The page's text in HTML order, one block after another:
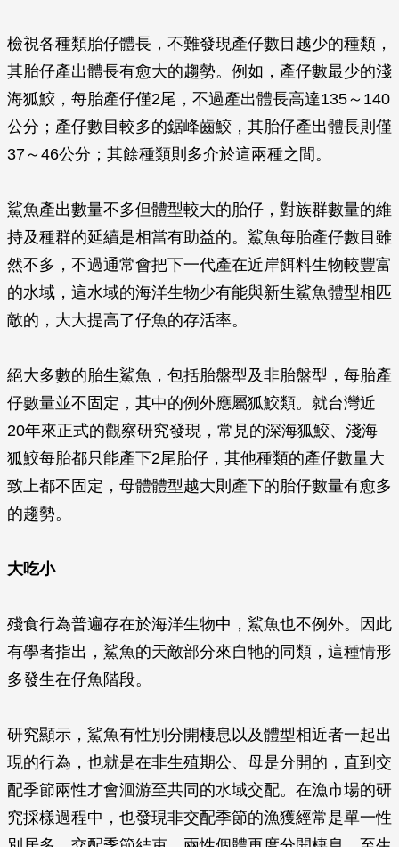
檢視各種類胎仔體長，不難發現產仔數目越少的種類，
其胎仔產出體長有愈大的趨勢。例如，產仔數最少的淺
海狐鮫，每胎產仔僅2尾，不過產出體長高達135～140
公分；產仔數目較多的鋸峰齒鮫，其胎仔產出體長則僅
37～46公分；其餘種類則多介於這兩種之間。
鯊魚產出數量不多但體型較大的胎仔，對族群數量的維
持及種群的延續是相當有助益的。鯊魚每胎產仔數目雖
然不多，不過通常會把下一代產在近岸餌料生物較豐富
的水域，這水域的海洋生物少有能與新生鯊魚體型相匹
敵的，大大提高了仔魚的存活率。
絕大多數的胎生鯊魚，包括胎盤型及非胎盤型，每胎產
仔數量並不固定，其中的例外應屬狐鮫類。就台灣近
20年來正式的觀察研究發現，常見的深海狐鮫、淺海
狐鮫每胎都只能產下2尾胎仔，其他種類的產仔數量大
致上都不固定，母體體型越大則產下的胎仔數量有愈多
的趨勢。
大吃小
殘食行為普遍存在於海洋生物中，鯊魚也不例外。因此
有學者指出，鯊魚的天敵部分來自牠的同類，這種情形
多發生在仔魚階段。
研究顯示，鯊魚有性別分開棲息以及體型相近者一起出
現的行為，也就是在非生殖期公、母是分開的，直到交
配季節兩性才會洄游至共同的水域交配。在漁市場的研
究採樣過程中，也發現非交配季節的漁獲經常是單一性